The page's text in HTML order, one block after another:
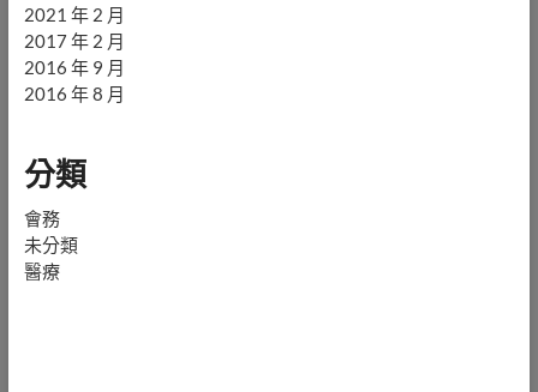
2021 年 2 月
2017 年 2 月
2016 年 9 月
2016 年 8 月
分類
會務
未分類
醫療